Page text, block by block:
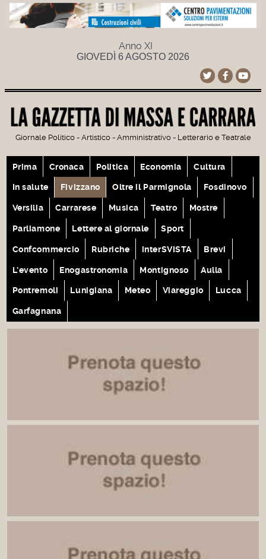
Anno XI
GIOVEDÌ 6 AGOSTO 2026
Giornale Politico - Artistico - Amministrativo - Letterario e Teatrale
Prima Cronaca Politica Economia Cultura
In salute Fivizzano Oltre il Parmignola Fosdinovo
Versilia Carrarese Musica Teatro Mostre
Parliamone Lettere al giornale Sport
Confcommercio Rubriche interSVISTA Brevi
L'evento Enogastronomia Montignoso Aulla
Pontremoli Lunigiana Meteo Viareggio Lucca
Garfagnana